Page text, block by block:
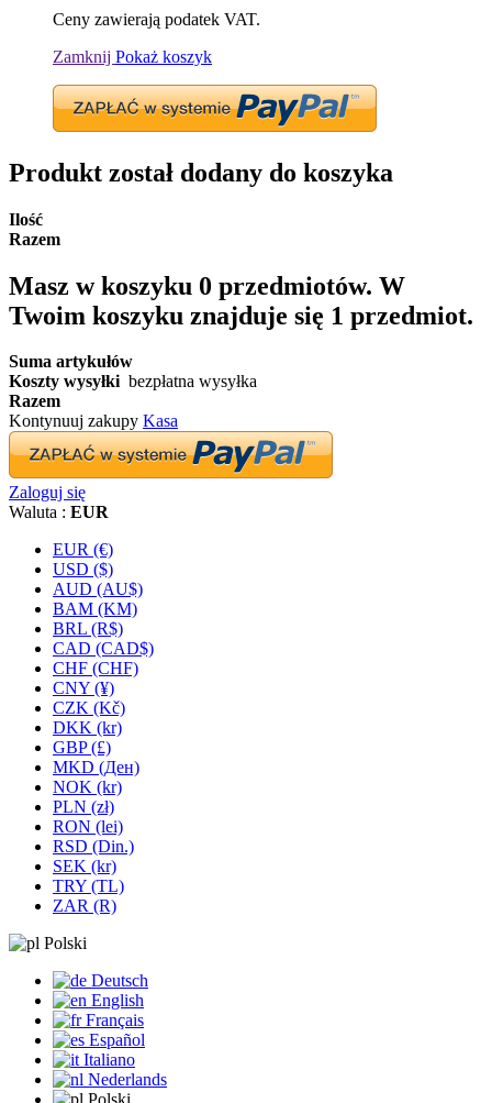
Ceny zawierają podatek VAT.
Zamknij Pokaż koszyk
Produkt został dodany do koszyka
Ilość
Razem
Masz w koszyku 0 przedmiotów. W
Twoim koszyku znajduje się 1 przedmiot.
Suma artykułów
Koszty wysyłki bezpłatna wysyłka
Razem
Kontynuuj zakupy Kasa
Zaloguj się
Waluta : EUR
EUR (€)
USD ($)
AUD (AU$)
BAM (KM)
BRL (R$)
CAD (CAD$)
CHF (CHF)
CNY (¥)
CZK (Kč)
DKK (kr)
GBP (£)
MKD (Ден)
NOK (kr)
PLN (zł)
RON (lei)
RSD (Din.)
SEK (kr)
TRY (TL)
ZAR (R)
Polski
Deutsch
English
Français
Español
Italiano
Nederlands